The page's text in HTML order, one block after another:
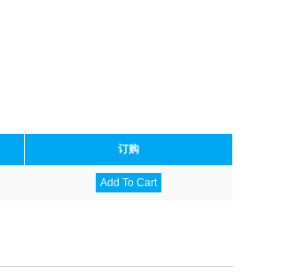
订购
Add To Cart